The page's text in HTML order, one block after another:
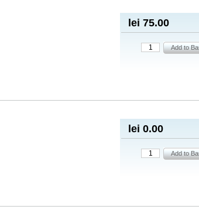
lei 75.00
lei 0.00